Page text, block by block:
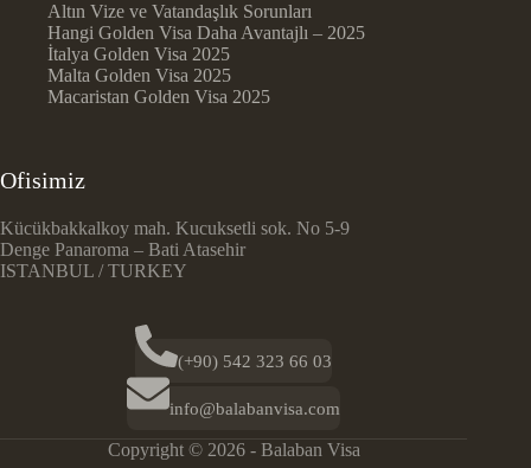
Altın Vize ve Vatandaşlık Sorunları
Hangi Golden Visa Daha Avantajlı – 2025
İtalya Golden Visa 2025
Malta Golden Visa 2025
Macaristan Golden Visa 2025
Ofisimiz
Kücükbakkalkoy mah. Kucuksetli sok. No 5-9
Denge Panaroma – Bati Atasehir
ISTANBUL / TURKEY
(+90) 542 323 66 03
info@balabanvisa.com
Copyright © 2026 - Balaban Visa